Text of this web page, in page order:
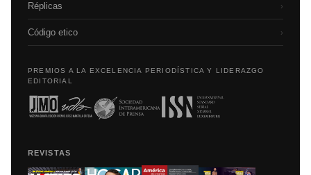
Réplicas ›
Código etico ›
PREMIOS A LA EXCELENCIA PERIODÍSTICA Y LIDERAZGO
EDITORIAL
REVISTAS